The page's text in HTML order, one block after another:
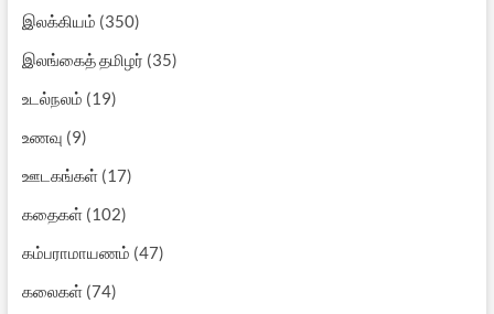
இலக்கியம் (350)
இலங்கைத் தமிழர் (35)
உடல்நலம் (19)
உணவு (9)
ஊடகங்கள்(17)
கதைகள்(102)
கம்பராமாயணம் (47)
கலைகள்(74)